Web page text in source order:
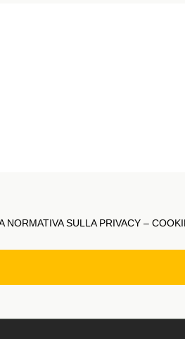
NORMATIVA SULLA PRIVACY –